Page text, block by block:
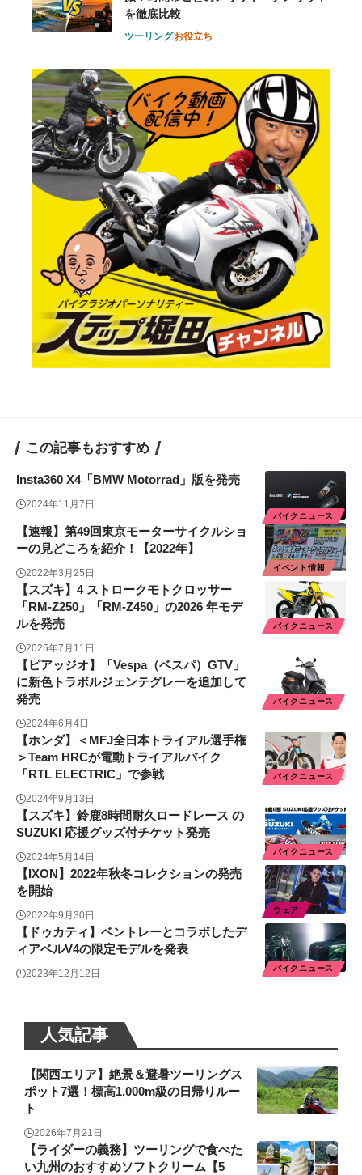
を徹底比較
ツーリングお役立ち
この記事もおすすめ
バイクニュース
Insta360 X4「BMW Motorrad」版を発売
2024年11月7日
イベント情報
【速報】第49回東京モーターサイクルショ
ーの見どころを紹介！【2022年】
2022年3月25日
バイクニュース
【スズキ】4 ストロークモトクロッサー
「RM-Z250」「RM-Z450」の2026 年モデ
ルを発売
2025年7月11日
バイクニュース
【ピアッジオ】「Vespa（ベスパ）GTV」
に新色トラボルジェンテグレーを追加して
発売
2024年6月4日
バイクニュース
【ホンダ】＜MFJ全日本トライアル選手権
＞Team HRCが電動トライアルバイク
「RTL ELECTRIC」で参戦
2024年9月13日
バイクニュース
【スズキ】鈴鹿8時間耐久ロードレース の
SUZUKI 応援グッズ付チケット発売
2024年5月14日
ウェア
【IXON】2022年秋冬コレクションの発売
を開始
2022年9月30日
バイクニュース
【ドゥカティ】ベントレーとコラボしたデ
ィアベルV4の限定モデルを発表
2023年12月12日
人気記事
【関西エリア】絶景＆避暑ツーリングス
ポット7選！標高1,000m級の日帰りルー
ト
2026年7月21日
【ライダーの義務】ツーリングで食べた
い九州のおすすめソフトクリーム【5